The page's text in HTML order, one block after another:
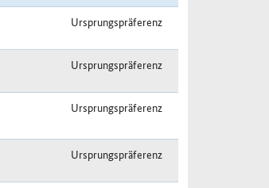
Ursprungspräferenz
Ursprungspräferenz
Ursprungspräferenz
Ursprungspräferenz